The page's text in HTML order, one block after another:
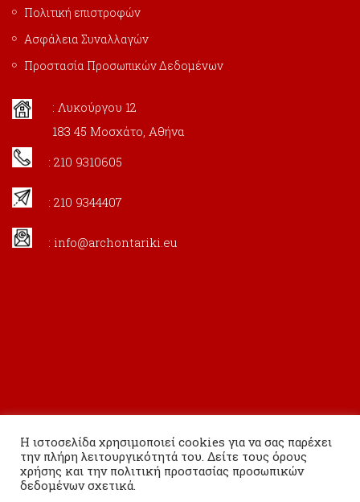
Πολιτική επιστροφών
Ασφάλεια Συναλλαγών
Προστασία Προσωπικών Δεδομένων
: Λυκούργου 12
183 45 Μοσχάτο, Αθήνα
: 210 9310605
: 210 9344407
: info@archontariki.eu
Η ιστοσελίδα χρησιμοποιεί cookies για να σας παρέχει
την πλήρη λειτουργικότητά του. Δείτε τους όρους
χρήσης και την πολιτική προστασίας προσωπικών
δεδομένων σχετικά.